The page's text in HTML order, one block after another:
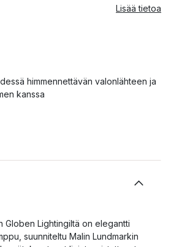
Lisää tietoa
himmennettävän valonlähteen ja
kanssa
Globen Lightingiltä on elegantti
suunniteltu Malin Lundmarkin